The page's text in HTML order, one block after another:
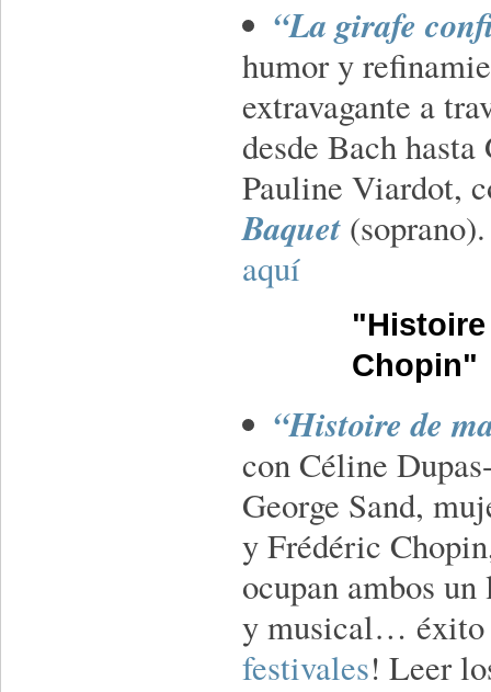
“La girafe
humor y
extravagante a
desde Bach
Pauline Viardot,
Baquet
aquí
Chopin"
“Histoire de
con Céline
George Sand,
y Frédéric
ocupan ambos
y musical… éxito
festivales! Leer